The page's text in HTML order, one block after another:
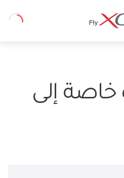
Loading
خاصة إلى